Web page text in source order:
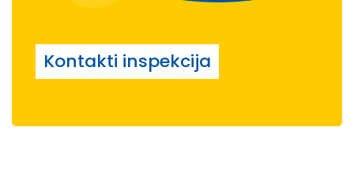
Kontakti inspekcija